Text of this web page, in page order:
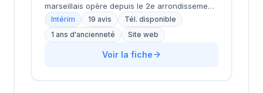
marseillais opère depuis le 2e arrondissement,
dans le quartier de la Joliette. Dirigée par
Monsieur Bard, cette structure accompagne
les entreprises locales dans leurs
recrutements tout en proposant des solutions
Intérim 19 avis
Tél. disponible
1 ans d'ancienneté
Site web
Voir la fiche